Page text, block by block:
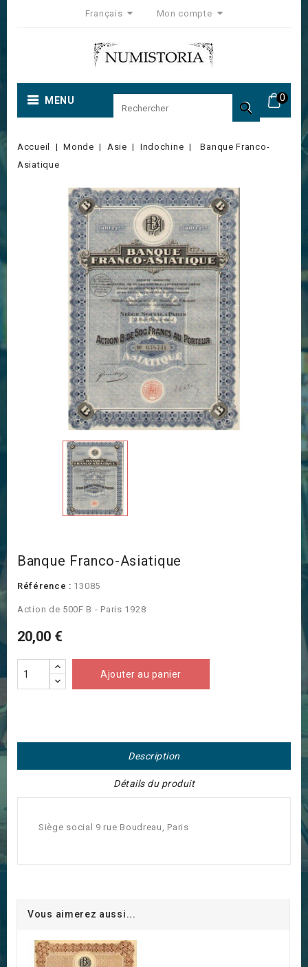
Français Mon compte
0
MENU 
Accueil Monde Asie Indochine
Banque Franco-
Asiatique
Banque Franco-Asiatique
Référence : 13085
Action de 500F B - Paris 1928
20,00 €
Ajouter au panier
Description
Détails du produit
Siège social 9 rue Boudreau, Paris
Vous aimerez aussi...